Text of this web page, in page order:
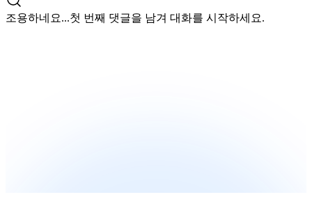
조용하네요...첫 번째 댓글을 남겨 대화를 시작하세요.